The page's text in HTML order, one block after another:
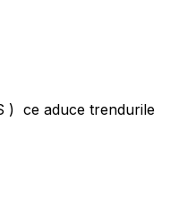
) ce aduce trendurile